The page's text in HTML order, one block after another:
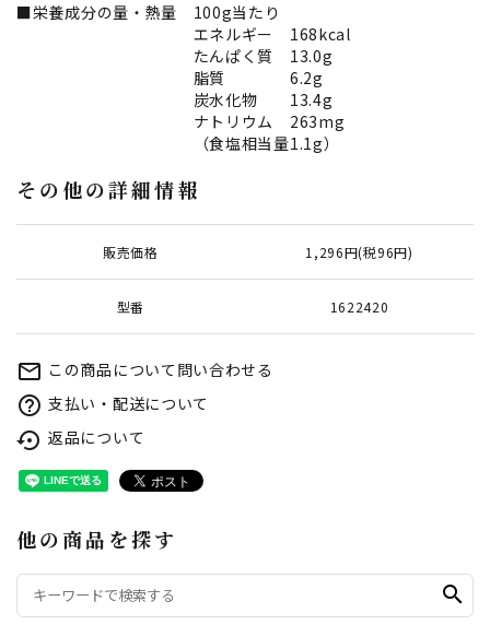
■栄養成分の量・熱量 100g当たり
エネルギー 168kcal
たんぱく質 13.0g
脂質 6.2g
炭水化物 13.4g
ナトリウム 263mg
（食塩相当量1.1g）
その他の詳細情報
販売価格 1,296円(税96円)
型番 1622420
mail_outline この商品について問い合わせる
help_outline 支払い・配送について
settings_backup_restore 返品について
他の商品を探す
search